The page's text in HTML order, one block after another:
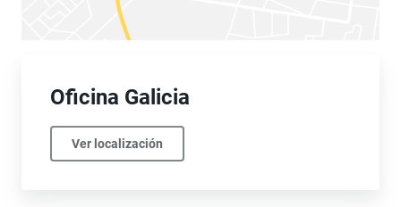
Oficina Galicia
Ver localización